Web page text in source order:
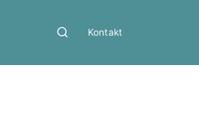
Kontakt